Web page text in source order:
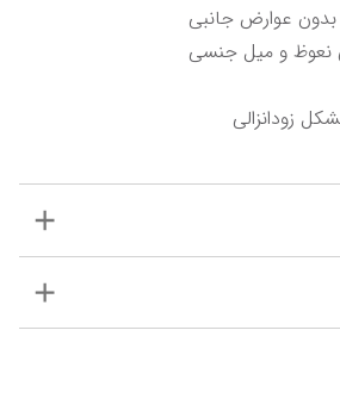
نعوظ و میل جنسی
زودانزالی